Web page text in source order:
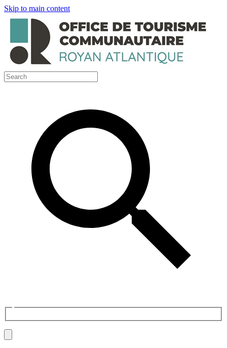
Skip to main content